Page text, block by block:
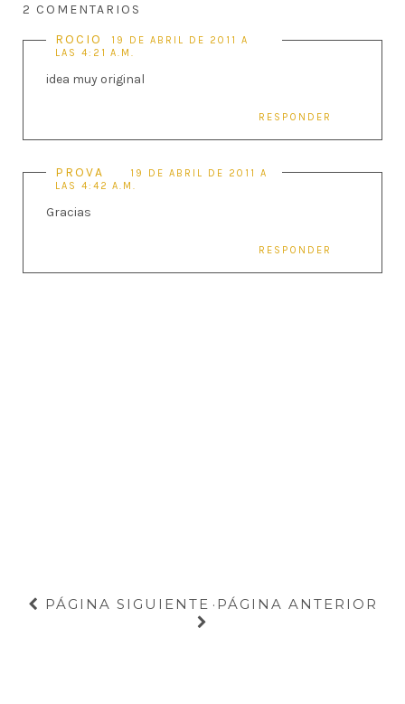
2 COMENTARIOS
ROCIO
19 DE ABRIL DE 2011 A
LAS 4:21 A.M.
idea muy original
RESPONDER
PROVA
19 DE ABRIL DE 2011 A
LAS 4:42 A.M.
Gracias
RESPONDER
PÁGINA SIGUIENTE · PÁGINA ANTERIOR